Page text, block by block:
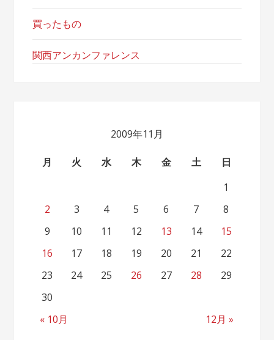
買ったもの
関西アンカンファレンス
2009年11月
月 火 水 木 金 土 日
« 10月 12月 »
1
2
3 4 5 6 7
8
9
10 11 12 13 14
15
16
17 18 19 20 21
22
23
24 25 26 27 28
29
30